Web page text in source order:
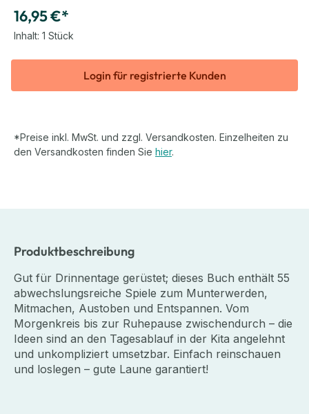
16,95 €*
Inhalt: 1 Stück
Login für registrierte Kunden
*Preise inkl. MwSt. und zzgl. Versandkosten. Einzelheiten zu
den Versandkosten finden Sie hier.
Produktbeschreibung
Gut für Drinnentage gerüstet; dieses Buch enthält 55
abwechslungsreiche Spiele zum Munterwerden,
Mitmachen, Austoben und Entspannen. Vom
Morgenkreis bis zur Ruhepause zwischendurch – die
Ideen sind an den Tagesablauf in der Kita angelehnt
und unkompliziert umsetzbar. Einfach reinschauen
und loslegen – gute Laune garantiert!